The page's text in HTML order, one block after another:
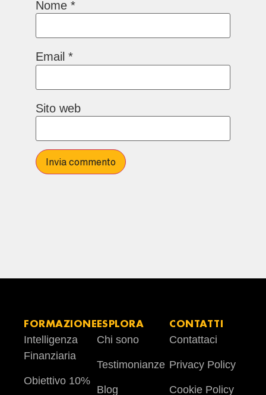
Nome *
Email *
Sito web
FORMAZIONE
Intelligenza
Finanziaria
Obiettivo 10%
ESPLORA
Chi sono
Testimonianze
Blog
CONTATTI
Contattaci
Privacy Policy
Cookie Policy